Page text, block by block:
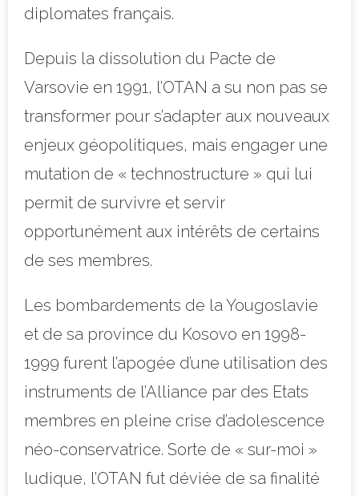
diplomates français.
Depuis la dissolution du Pacte de
Varsovie en 1991, l’OTAN a su non pas se
transformer pour s’adapter aux nouveaux
enjeux géopolitiques, mais engager une
mutation de « technostructure » qui lui
permit de survivre et servir
opportunément aux intérêts de certains
de ses membres.
Les bombardements de la Yougoslavie
et de sa province du Kosovo en 1998-
1999 furent l’apogée d’une utilisation des
instruments de l’Alliance par des Etats
membres en pleine crise d’adolescence
néo-conservatrice. Sorte de « sur-moi »
ludique, l’OTAN fut déviée de sa finalité